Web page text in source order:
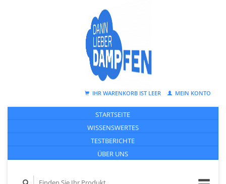
IHR WARENKORB IST LEER MEIN KONTO
STARTSEITE
WISSENSWERTES
TESTBERICHTE
ÜBER UNS